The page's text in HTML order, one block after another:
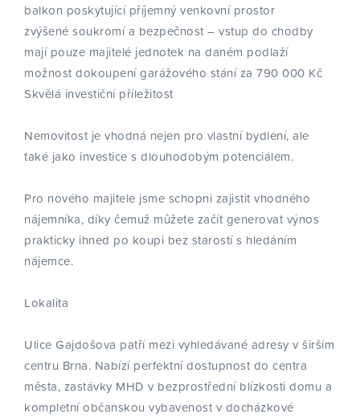
balkon poskytující příjemný venkovní prostor
zvýšené soukromí a bezpečnost – vstup do chodby
mají pouze majitelé jednotek na daném podlaží
možnost dokoupení garážového stání za 790 000 Kč
Skvělá investiční příležitost
Nemovitost je vhodná nejen pro vlastní bydlení, ale
také jako investice s dlouhodobým potenciálem.
Pro nového majitele jsme schopni zajistit vhodného
nájemníka, díky čemuž můžete začít generovat výnos
prakticky ihned po koupi bez starostí s hledáním
nájemce.
Lokalita
Ulice Gajdošova patří mezi vyhledávané adresy v širším
centru Brna. Nabízí perfektní dostupnost do centra
města, zastávky MHD v bezprostřední blízkosti domu a
kompletní občanskou vybavenost v docházkové